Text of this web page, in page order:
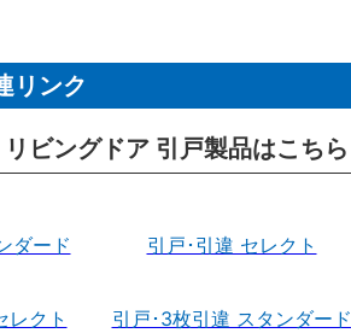
リンク
ビングドア 引戸製品はこちら
ダード 引戸･引違 セレクト
レクト 引戸･3枚引違 スタンダード